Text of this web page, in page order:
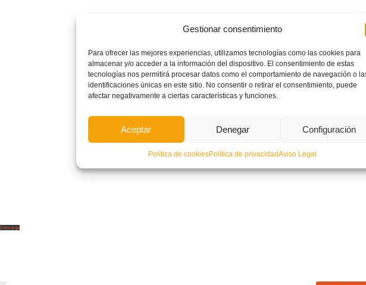
Gestionar consentimiento
Para ofrecer las mejores experiencias, utilizamos tecnologías como las cookies para
almacenar y/o acceder a la información del dispositivo. El consentimiento de estas
tecnologías nos permitirá procesar datos como el comportamiento de navegación o
identificaciones únicas en este sitio. No consentir o retirar el consentimiento, puede
afectar negativamente a ciertas características y funciones.
Aceptar Denegar Configuración
Política de cookiesPolítica de privacidadAviso Legal
Descarga